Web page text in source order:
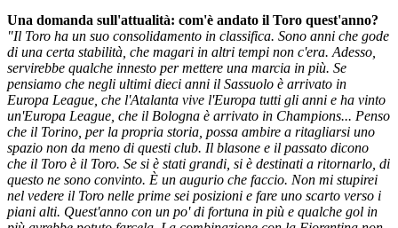
Una domanda sull'attualità: com'è andato il Toro quest'anno?
"Il Toro ha un suo consolidamento in classifica. Sono anni che gode
di una certa stabilità, che magari in altri tempi non c'era. Adesso,
servirebbe qualche innesto per mettere una marcia in più. Se
pensiamo che negli ultimi dieci anni il Sassuolo è arrivato in
Europa League, che l'Atalanta vive l'Europa tutti gli anni e ha vinto
un'Europa League, che il Bologna è arrivato in Champions... Penso
che il Torino, per la propria storia, possa ambire a ritagliarsi uno
spazio non da meno di questi club. Il blasone e il passato dicono
che il Toro è il Toro. Se si è stati grandi, si è destinati a ritornarlo, di
questo ne sono convinto. È un augurio che faccio. Non mi stupirei
nel vedere il Toro nelle prime sei posizioni e fare uno scarto verso i
piani alti. Quest'anno con un po' di fortuna in più e qualche gol in